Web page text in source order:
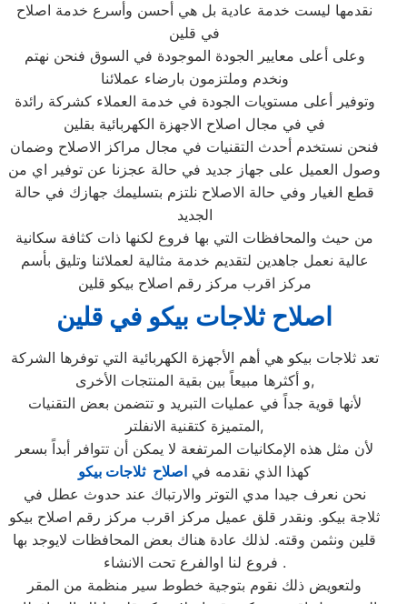
نقدمها ليست خدمة عادية بل هي أحسن وأسرع خدمة اصلاح
في قلين
وعلى أعلى معايير الجودة الموجودة في السوق فنحن نهتم
ونخدم وملتزمون بارضاء عملائنا
وتوفير أعلى مستويات الجودة في خدمة العملاء كشركة رائدة
في في مجال اصلاح الاجهزة الكهربائية بقلين
فنحن نستخدم أحدث التقنيات في مجال مراكز الاصلاح وضمان
وصول العميل على جهاز جديد في حالة عجزنا عن توفير اي من
قطع الغيار وفي حالة الاصلاح نلتزم بتسليمك جهازك في حالة
الجديد
من حيث والمحافظات التي بها فروع لكنها ذات كثافة سكانية
عالية نعمل جاهدين لتقديم خدمة مثالية لعملائنا وتليق بأسم
مركز اقرب مركز رقم اصلاح بيكو قلين
اصلاح ثلاجات بيكو في قلين
تعد ثلاجات بيكو هي أهم الأجهزة الكهربائية التي توفرها الشركة
و أكثرها مبيعاً بين بقية المنتجات الأخرى,
لأنها قوية جداً في عمليات التبريد و تتضمن بعض التقنيات
المتميزة كتقنية الانفلتر,
لأن مثل هذه الإمكانيات المرتفعة لا يمكن أن تتوافر أبداً بسعر
كهذا الذي نقدمه في اصلاح ثلاجات بيكو
نحن نعرف جيدا مدي التوتر والارتباك عند حدوث عطل في
ثلاجة بيكو. ونقدر قلق عميل مركز اقرب مركز رقم اصلاح بيكو
قلين ونثمن وقته. لذلك عادة هناك بعض المحافظات لايوجد بها
فروع لنا اوالفرع تحت الانشاء .
ولتعويض ذلك نقوم بتوجية خطوط سير منظمة من المقر